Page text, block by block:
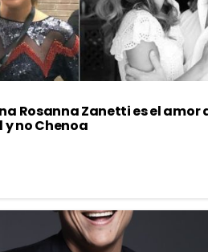
Rosanna Zanetti es el amor
y no Chenoa